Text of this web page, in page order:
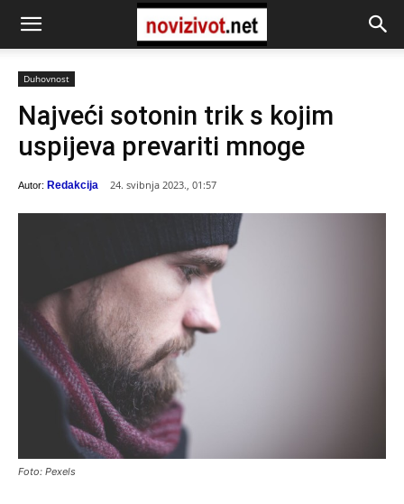
Duhovnost
Najveći sotonin trik s kojim
uspijeva prevariti mnoge
Autor: Redakcija 24. svibnja 2023., 01:57
Foto: Pexels